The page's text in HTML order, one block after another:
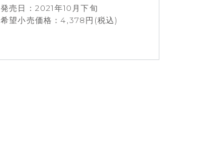
発売日：2021年10月下旬
希望小売価格：4,378円(税込)